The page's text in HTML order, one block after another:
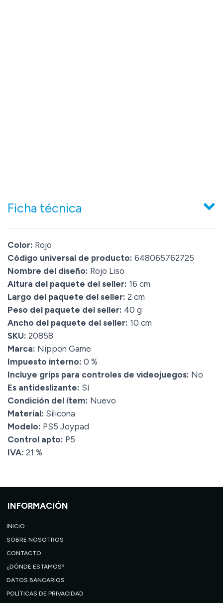
Ficha técnica
Color: Rojo
Código universal de producto: 648065762725
Nombre del diseño: Rojo Liso
Altura del paquete del seller: 16 cm
Largo del paquete del seller: 2 cm
Peso del paquete del seller: 40 g
Ancho del paquete del seller: 10 cm
SKU: 20858
Marca: Nippon Game
Impuesto interno: 0 %
Incluye grips para controles de videojuegos: No
Es antideslizante: Sí
Condición del ítem: Nuevo
Material: Silicona
Modelo: PS5 Joypad
Control apto: P5
IVA: 21 %
INFORMACIÓN
INICIO
SOBRE NOSOTROS
CONTACTO
¿DÓNDE ESTAMOS?
DATOS BANCARIOS
POLÍTICAS DE PRIVACIDAD